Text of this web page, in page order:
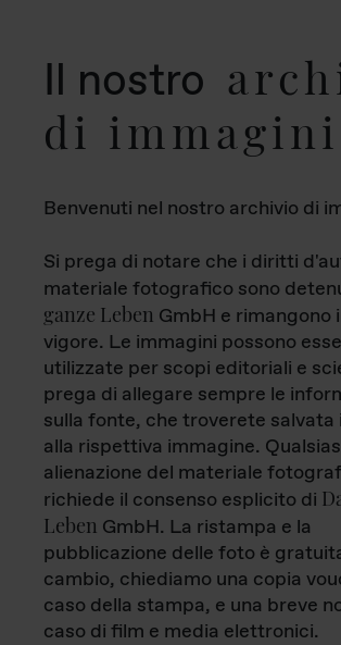
Il nostro
di immagini
Benvenuti nel nostro archivio di
Si prega di notare che i diritti
materiale fotografico sono
ganze Leben GmbH e rimangono
vigore. Le immagini possono
utilizzate per scopi editoriali e
prega di allegare sempre le
sulla fonte, che troverete salvata
alla rispettiva immagine.
alienazione del materiale
richiede il consenso esplicito di
Leben GmbH. La ristampa e la
pubblicazione delle foto è
cambio, chiediamo una copia
caso della stampa, e una breve
caso di film e media elettronici.